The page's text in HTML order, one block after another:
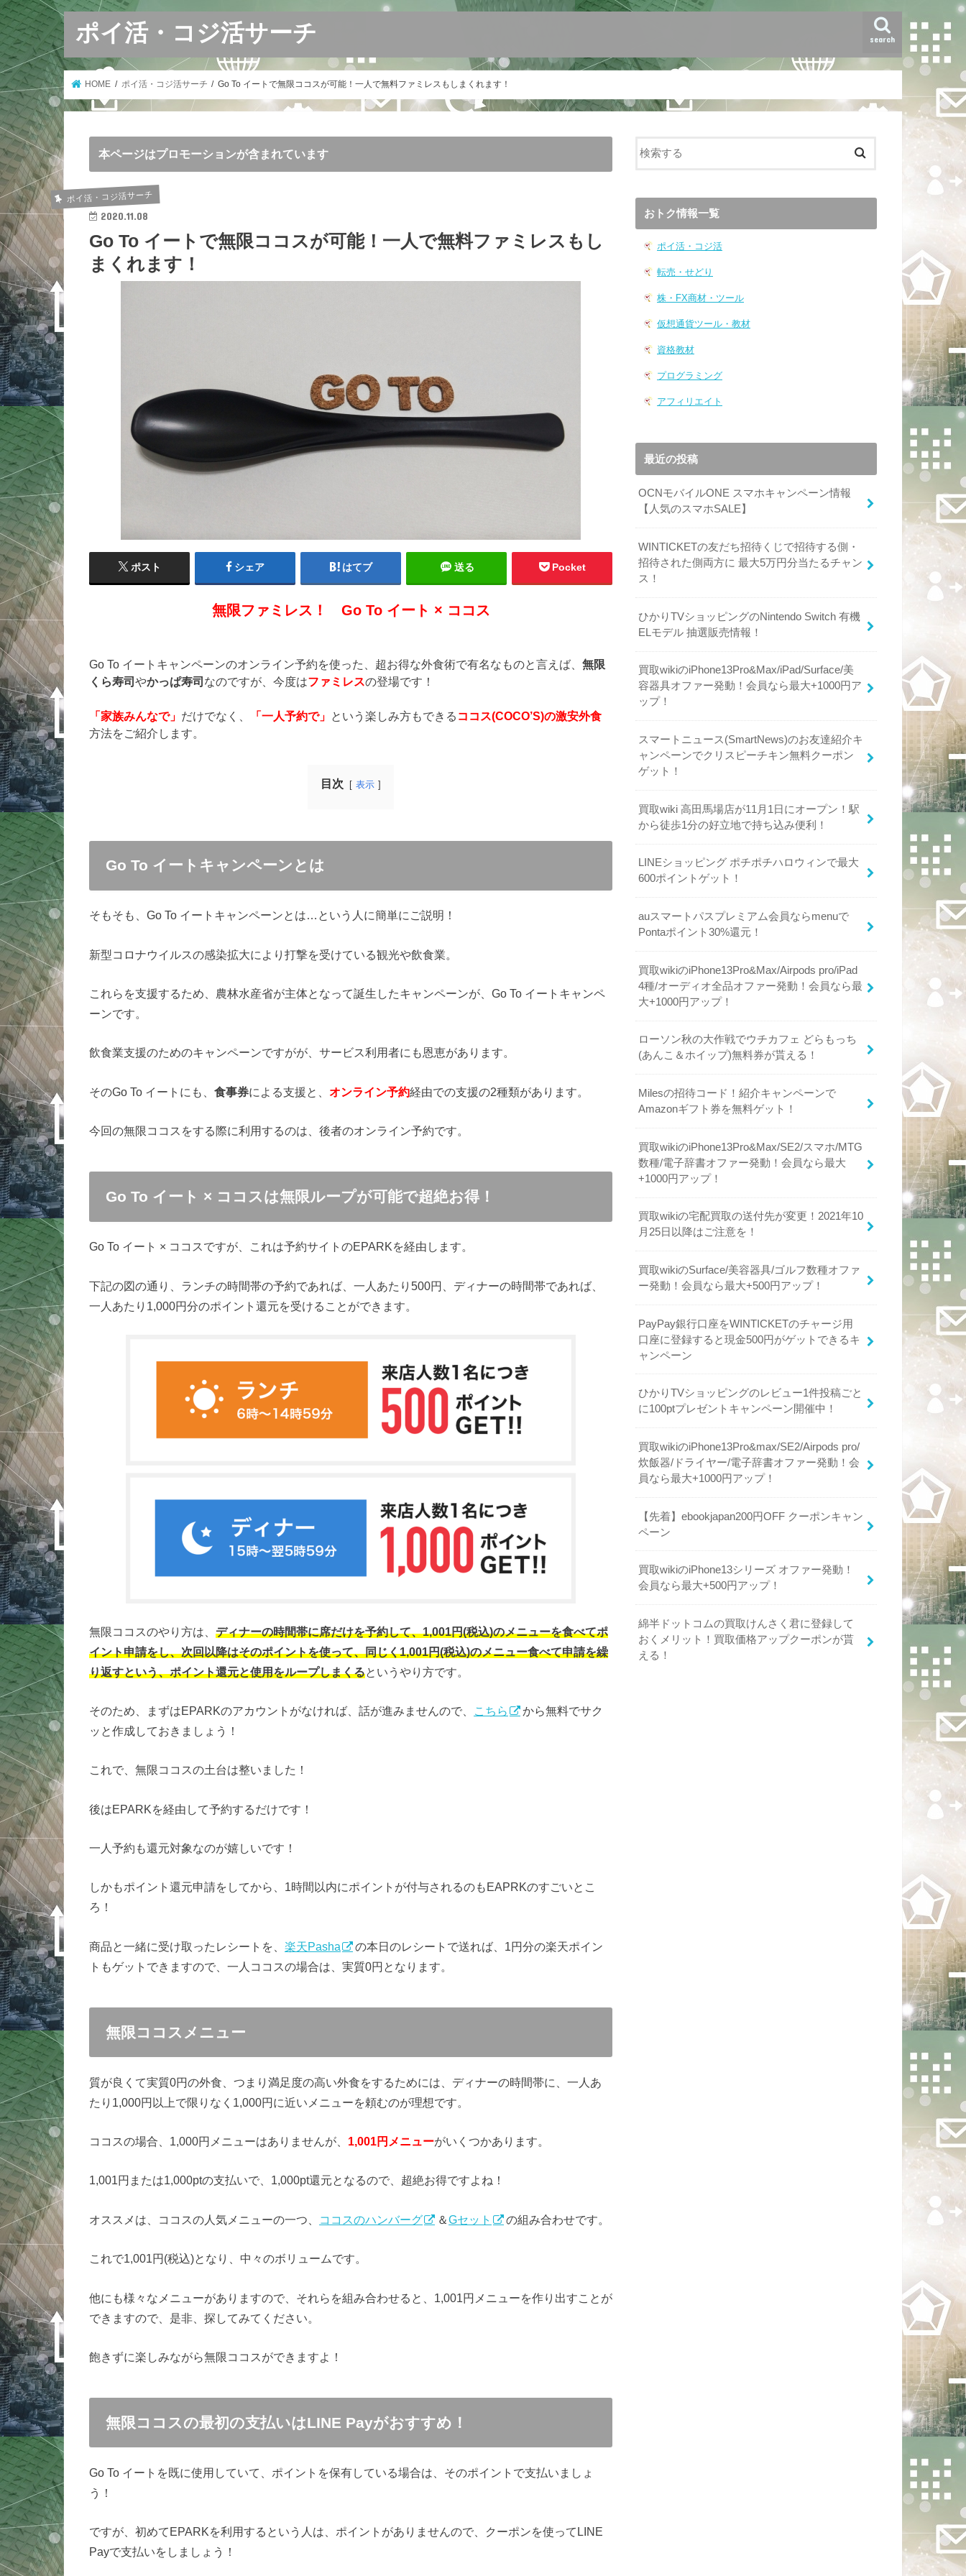
ポイ活・コジ活サーチ search
HOME ポイ活・コジ活サーチ Go To イートで無限ココスが可能！一人で無料ファミレスもしまくれます！
本ページはプロモーションが含まれています
ポイ活・コジ活サーチ
2020.11.08
Go To イートで無限ココスが可能！一人で無料ファミレスもし
まくれます！
ポスト シェア はてブ 送る Pocket
無限ファミレス！ Go To イート × ココス
Go To イートキャンペーンのオンライン予約を使った、超お得な外食術で有名なものと言えば、 無限
くら寿司 やかっぱ寿司 なのですが、今度はファミレスの登場です！
「家族みんなで」 だけでなく、 「一人予約で」 という楽しみ方もできる ココス(COCO’S)の激安外食
方法をご紹介します。
目次 表示
Go To イートキャンペーンとは
そもそも、Go To イートキャンペーンとは…という人に簡単にご説明！
新型コロナウイルスの感染拡大により打撃を受けている観光や飲食業。
これらを支援するため、農林水産省が主体となって誕生したキャンペーンが、Go To イートキャンペ
ーンです。
飲食業支援のためのキャンペーンですがが、サービス利用者にも恩恵があります。
そのGo To イートにも、 食事券による支援と、 オンライン予約経由での支援の2種類があります。
今回の無限ココスをする際に利用するのは、後者のオンライン予約です。
Go To イート × ココスは無限ループが可能で超絶お得！
Go To イート × ココスですが、これは予約サイトのEPARKを経由します。
下記の図の通り、ランチの時間帯の予約であれば、一人あたり500円、ディナーの時間帯であれば、
一人あたり1,000円分のポイント還元を受けることができます。
無限ココスのやり方は、 ディナーの時間帯に席だけを予約して、1,001円(税込)のメニューを食べてポ
イント申請をし、次回以降はそのポイントを使って、同じく1,001円(税込)のメニュー食べて申請を繰
り返すという、ポイント還元と使用をループしまくるというやり方です。
そのため、まずはEPARKのアカウントがなければ、話が進みませんので、 こちら
から無料でサク
ッと作成しておきましょう！
これで、無限ココスの土台は整いました！
後はEPARKを経由して予約するだけです！
一人予約も還元対象なのが嬉しいです！
しかもポイント還元申請をしてから、1時間以内にポイントが付与されるのもEAPRKのすごいとこ
ろ！
商品と一緒に受け取ったレシートを、 楽天Pasha
の本日のレシートで送れば、1円分の楽天ポイン
トもゲットできますので、一人ココスの場合は、実質0円となります。
無限ココスメニュー
質が良くて実質0円の外食、つまり満足度の高い外食をするためには、ディナーの時間帯に、一人あ
たり1,000円以上で限りなく1,000円に近いメニューを頼むのが理想です。
ココスの場合、1,000円メニューはありませんが、 1,001円メニューがいくつかあります。
1,001円または1,000ptの支払いで、1,000pt還元となるので、超絶お得ですよね！
オススメは、ココスの人気メニューの一つ、 ココスのハンバーグ ＆Gセット の組み合わせです。
これで1,001円(税込)となり、中々のボリュームです。
他にも様々なメニューがありますので、それらを組み合わせると、1,001円メニューを作り出すことが
できますので、是非、探してみてください。
飽きずに楽しみながら無限ココスができますよ！
無限ココスの最初の支払いはLINE Payがおすすめ！
Go To イートを既に使用していて、ポイントを保有している場合は、そのポイントで支払いましょ
う！
ですが、初めてEPARKを利用するという人は、ポイントがありませんので、クーポンを使ってLINE
Payで支払いをしましょう！
おトク情報一覧
ポイ活・コジ活
転売・せどり
株・FX商材・ツール
仮想通貨ツール・教材
資格教材
プログラミング
アフィリエイト
最近の投稿
OCNモバイルONE スマホキャンペーン情報
【人気のスマホSALE】
WINTICKETの友だち招待くじで招待する側・
招待された側両方に 最大5万円分当たるチャン
ス！
ひかりTVショッピングのNintendo Switch 有機
ELモデル 抽選販売情報！
買取wikiのiPhone13Pro&Max/iPad/Surface/美
容器具オファー発動！会員なら最大+1000円ア
ップ！
スマートニュース(SmartNews)のお友達紹介キ
ャンペーンでクリスピーチキン無料クーポン
ゲット！
買取wiki 高田馬場店が11月1日にオープン！駅
から徒歩1分の好立地で持ち込み便利！
LINEショッピング ポチポチハロウィンで最大
600ポイントゲット！
auスマートパスプレミアム会員ならmenuで
Pontaポイント30%還元！
買取wikiのiPhone13Pro&Max/Airpods pro/iPad
4種/オーディオ全品オファー発動！会員なら最
大+1000円アップ！
ローソン秋の大作戦でウチカフェ どらもっち
(あんこ＆ホイップ)無料券が貰える！
Milesの招待コード！紹介キャンペーンで
Amazonギフト券を無料ゲット！
買取wikiのiPhone13Pro&Max/SE2/スマホ/MTG
数種/電子辞書オファー発動！会員なら最大
+1000円アップ！
買取wikiの宅配買取の送付先が変更！2021年10
月25日以降はご注意を！
買取wikiのSurface/美容器具/ゴルフ数種オファ
ー発動！会員なら最大+500円アップ！
PayPay銀行口座をWINTICKETのチャージ用
口座に登録すると現金500円がゲットできるキ
ャンペーン
ひかりTVショッピングのレビュー1件投稿ごと
に100ptプレゼントキャンペーン開催中！
買取wikiのiPhone13Pro&max/SE2/Airpods pro/
炊飯器/ドライヤー/電子辞書オファー発動！会
員なら最大+1000円アップ！
【先着】ebookjapan200円OFF クーポンキャン
ペーン
買取wikiのiPhone13シリーズ オファー発動！
会員なら最大+500円アップ！
綿半ドットコムの買取けんさく君に登録して
おくメリット！買取価格アップクーポンが貰
える！